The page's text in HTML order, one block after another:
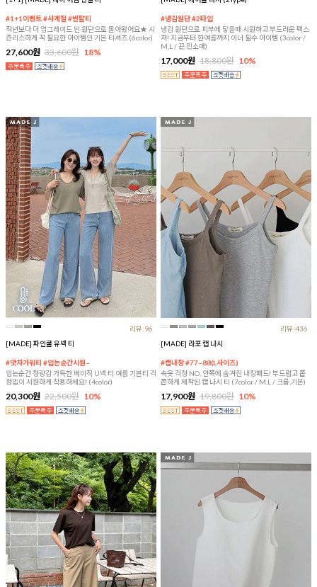
#1+1이벤트 #사계절 #반팔티
작년보다 더 업그레이드 된 원단으로 돌아왔어요★ 시
즌리스하게 꼭 필요한 아이템인 기본 티셔츠 (6color)
27,600원 33,600원 18%
#냉감원단 #2타입
냉감 원단으로 피부에 닿을때 시원하고 부드러운 텍스
쳐! 지금부터 한여름까지 이너 필수 아이템 (3color /
M,L / 끈,민소매)
17,000원 18,800원 10%
리뷰:96
[MADE] 파인쿨 유넥 티
#앗차가워티 #입는순간시원~
입는순간 청량감 가득한 베이직 U넥 티 여름 기본티 걱
정없이 시원하게 착용하세요! (4color)
20,300원 22,500원 10%
리뷰:436
[MADE] 라포 캡 나시
#캡내장 #77~88(L사이즈)
속옷 걱정 NO, 안쪽에 숨겨진 내장패드! 부드럽고 쫀
쫀하게 제작된 캡 나시 티 (7color / M,L / 크롭,기본)
17,900원 19,800원 10%